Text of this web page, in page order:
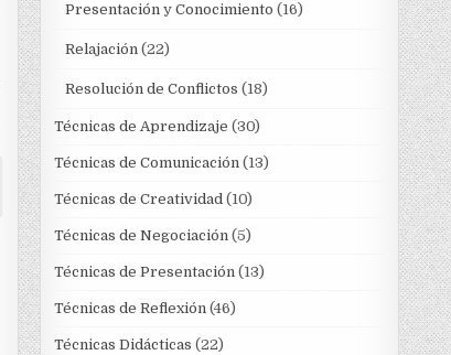
Presentación y Conocimiento (16)
Relajación(22)
Resolución de Conflictos (18)
Técnicas de Aprendizaje (30)
Técnicas de Comunicación(13)
Técnicas de Creatividad(10)
Técnicas de Negociación(5)
Técnicas de Presentación(13)
Técnicas de Reflexión(46)
Técnicas Didácticas (22)